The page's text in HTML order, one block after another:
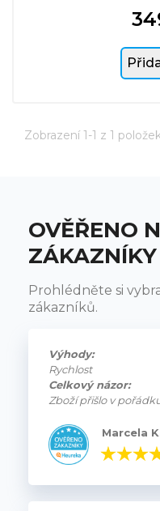
Zobrazení 1-1 z 1 položek
OVĚŘENO
ZÁKAZNÍKY
Prohlédněte si
zákazníků.
Výhody:
Rychlost
Celkový názor:
Zboží přišlo v
Marcela